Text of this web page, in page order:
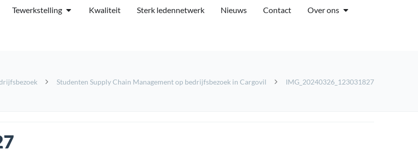
Tewerkstelling Kwaliteit Sterk ledennetwerk Nieuws Contact Over ons
Studenten Supply Chain Management op bedrijfsbezoek in Cargovil IMG_20240326_123031827